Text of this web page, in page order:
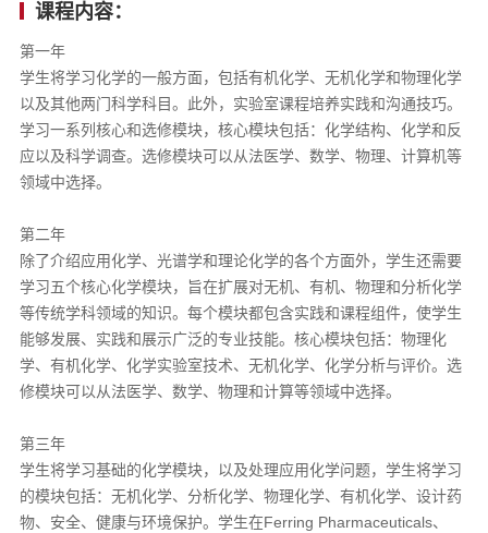
课程内容：
第一年
学生将学习化学的一般方面，包括有机化学、无机化学和物理化学
以及其他两门科学科目。此外，实验室课程培养实践和沟通技巧。
学习一系列核心和选修模块，核心模块包括：化学结构、化学和反
应以及科学调查。选修模块可以从法医学、数学、物理、计算机等
领域中选择。
第二年
除了介绍应用化学、光谱学和理论化学的各个方面外，学生还需要
学习五个核心化学模块，旨在扩展对无机、有机、物理和分析化学
等传统学科领域的知识。每个模块都包含实践和课程组件，使学生
能够发展、实践和展示广泛的专业技能。核心模块包括：物理化
学、有机化学、化学实验室技术、无机化学、化学分析与评价。选
修模块可以从法医学、数学、物理和计算等领域中选择。
第三年
学生将学习基础的化学模块，以及处理应用化学问题，学生将学习
的模块包括：无机化学、分析化学、物理化学、有机化学、设计药
物、安全、健康与环境保护。学生在Ferring Pharmaceuticals、